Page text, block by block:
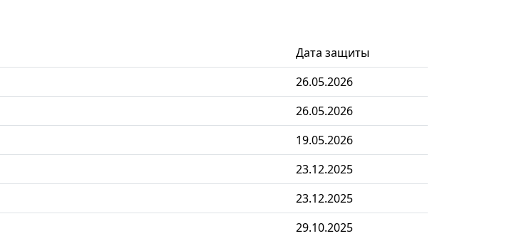
Дата защиты
26.05.2026
26.05.2026
19.05.2026
23.12.2025
23.12.2025
29.10.2025